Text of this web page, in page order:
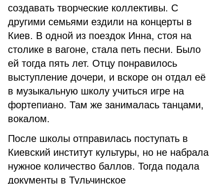
создавать творческие коллективы. С
другими семьями ездили на концерты в
Киев. В одной из поездок Инна, стоя на
столике в вагоне, стала петь песни. Было
ей тогда пять лет. Отцу понравилось
выступление дочери, и вскоре он отдал её
в музыкальную школу учиться игре на
фортепиано. Там же занималась танцами,
вокалом.
После школы отправилась поступать в
Киевский институт культуры, но не набрала
нужное количество баллов. Тогда подала
документы в Тульчинское